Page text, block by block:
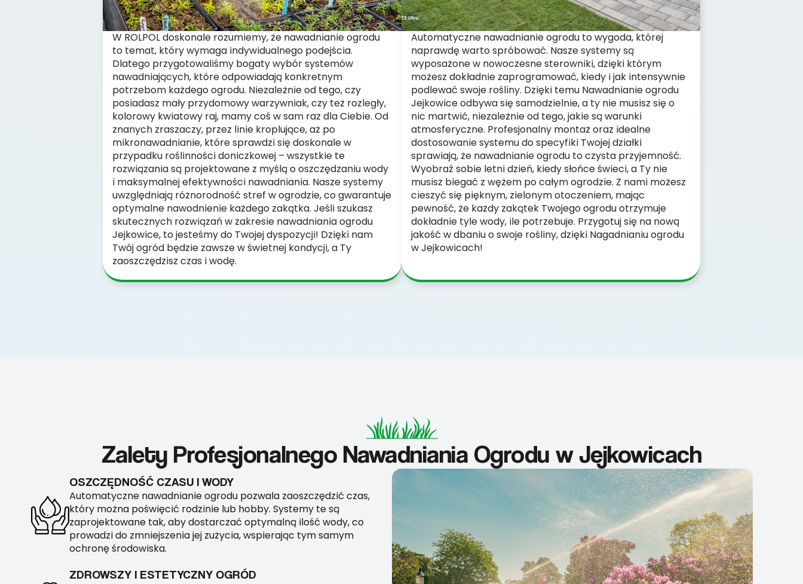
W ROLPOL doskonale rozumiemy, że nawadnianie ogrodu
to temat, który wymaga indywidualnego podejścia.
Dlatego przygotowaliśmy bogaty wybór systemów
nawadniających, które odpowiadają konkretnym
potrzebom każdego ogrodu. Niezależnie od tego, czy
posiadasz mały przydomowy warzywniak, czy też rozległy,
kolorowy kwiatowy raj, mamy coś w sam raz dla Ciebie. Od
znanych zraszaczy, przez linie kroplujące, aż po
mikronawadnianie, które sprawdzi się doskonale w
przypadku roślinności doniczkowej – wszystkie te
rozwiązania są projektowane z myślą o oszczędzaniu wody
i maksymalnej efektywności nawadniania. Nasze systemy
uwzględniają różnorodność stref w ogrodzie, co gwarantuje
optymalne nawodnienie każdego zakątka. Jeśli szukasz
skutecznych rozwiązań w zakresie nawadniania ogrodu
Jejkowice, to jesteśmy do Twojej dyspozycji! Dzięki nam
Twój ogród będzie zawsze w świetnej kondycji, a Ty
zaoszczędzisz czas i wodę.
Automatyczne nawadnianie ogrodu to wygoda, której
naprawdę warto spróbować. Nasze systemy są
wyposażone w nowoczesne sterowniki, dzięki którym
możesz dokładnie zaprogramować, kiedy i jak intensywnie
podlewać swoje rośliny. Dzięki temu Nawadnianie ogrodu
Jejkowice odbywa się samodzielnie, a ty nie musisz się o
nic martwić, niezależnie od tego, jakie są warunki
atmosferyczne. Profesjonalny montaż oraz idealne
dostosowanie systemu do specyfiki Twojej działki
sprawiają, że nawadnianie ogrodu to czysta przyjemność.
Wyobraź sobie letni dzień, kiedy słońce świeci, a Ty nie
musisz biegać z wężem po całym ogrodzie. Z nami możesz
cieszyć się pięknym, zielonym otoczeniem, mając
pewność, że każdy zakątek Twojego ogrodu otrzymuje
dokładnie tyle wody, ile potrzebuje. Przygotuj się na nową
jakość w dbaniu o swoje rośliny, dzięki Nagadnianiu ogrodu
w Jejkowicach!
Zalety Profesjonalnego Nawadniania Ogrodu w Jejkowicach
OSZCZĘDNOŚĆ CZASU I WODY
Automatyczne nawadnianie ogrodu pozwala zaoszczędzić czas,
który można poświęcić rodzinie lub hobby. Systemy te są
zaprojektowane tak, aby dostarczać optymalną ilość wody, co
prowadzi do zmniejszenia jej zużycia, wspierając tym samym
ochronę środowiska.
ZDROWSZY I ESTETYCZNY OGRÓD